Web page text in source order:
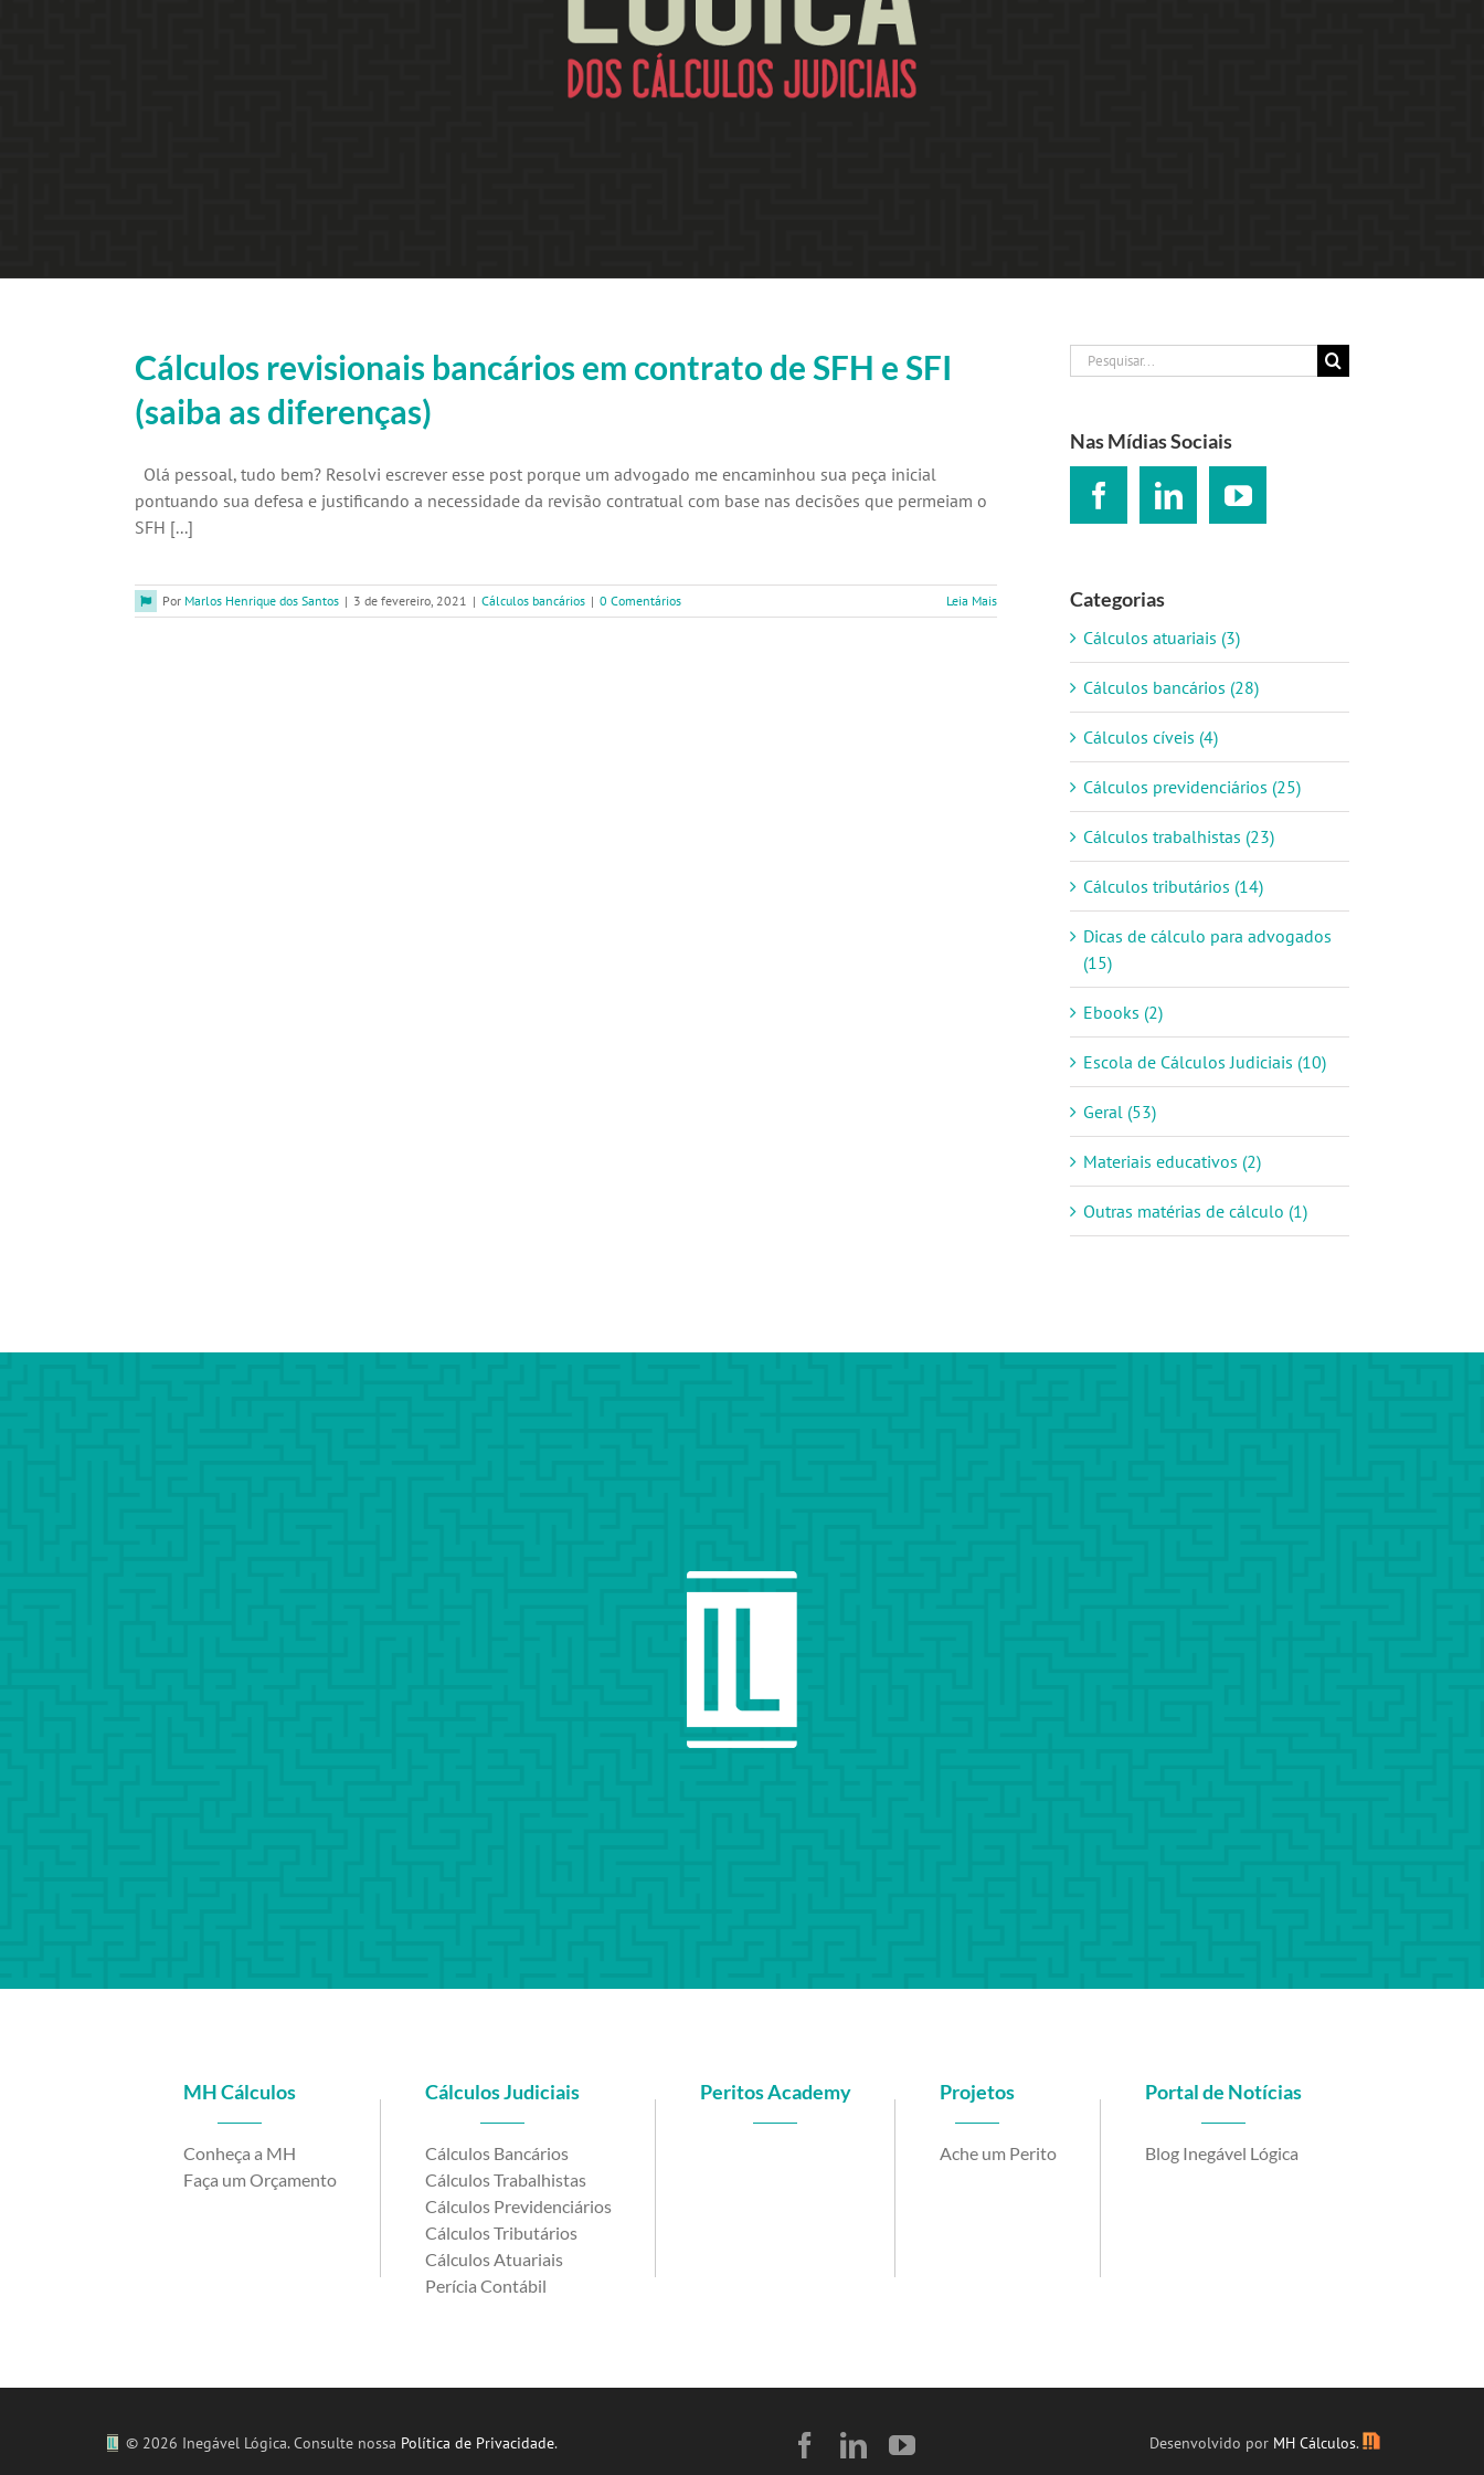
Cálculos revisionais bancários em contrato de SFH e SFI
(saiba as diferenças)
Olá pessoal, tudo bem? Resolvi escrever esse post porque um advogado me encaminhou sua peça inicial
pontuando sua defesa e justificando a necessidade da revisão contratual com base nas decisões que permeiam o
SFH [...]
Por Marlos Henrique dos Santos | 3 de fevereiro, 2021 | Cálculos bancários | 0 Comentários Leia Mais
Buscar
resultados
Nas Mídias Sociais
Categorias
Cálculos atuariais (3)
Cálculos bancários (28)
Cálculos cíveis (4)
Cálculos previdenciários (25)
Cálculos trabalhistas (23)
Cálculos tributários (14)
Dicas de cálculo para advogados
(15)
Ebooks (2)
Escola de Cálculos Judiciais (10)
Geral (53)
Materiais educativos (2)
Outras matérias de cálculo (1)
MH Cálculos
Conheça a MH
Faça um Orçamento
Cálculos Judiciais
Cálculos Bancários
Cálculos Trabalhistas
Cálculos Previdenciários
Cálculos Tributários
Cálculos Atuariais
Perícia Contábil
Peritos Academy Projetos
Ache um Perito
Portal de Notícias
Blog Inegável Lógica
© 2026 Inegável Lógica. Consulte nossa Política de Privacidade. Desenvolvido por MH Cálculos.
Facebook
LinkedInYouTube